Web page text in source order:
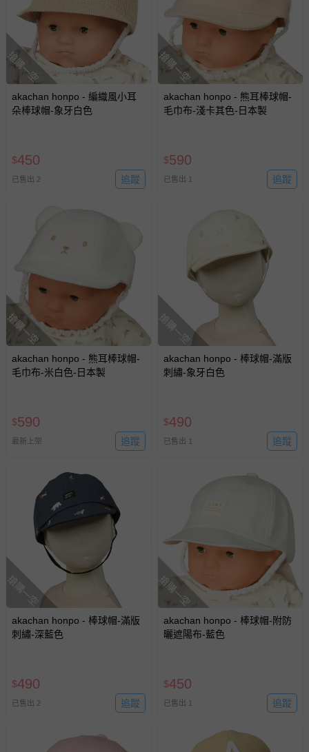
搶購一空
akachan honpo - 編織風小耳
朵棒球帽-象牙白色
$450
已售出 2 追蹤
搶購一空
akachan honpo - 熊耳棒球帽-
毛巾布-淺卡其色-日本製
$590
已售出 1 追蹤
搶購一空
akachan honpo - 熊耳棒球帽-
毛巾布-米白色-日本製
$590
最新上架 追蹤
搶購一空
akachan honpo - 棒球帽-滿版
刺繡-象牙白色
$490
已售出 1 追蹤
搶購一空
akachan honpo - 棒球帽-滿版
刺繡-深藍色
$490
已售出 2 追蹤
搶購一空
akachan honpo - 棒球帽-附防
曬遮陽布-藍色
$450
已售出 1 追蹤